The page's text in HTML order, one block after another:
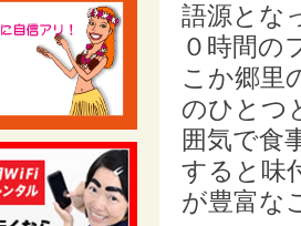
語源とな
０時間の
こか郷里
のひとつ
囲気で食
すると味
が豊富な